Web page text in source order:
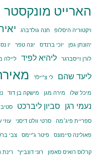
הארייט מונקסטר
ויקטוריה היסלופ חנה גולדברג
יהונתן גפן יוכי ברנדס יונה טפר יו
לורן וייסברגר
ליהיא לפיד ליילה
ליעד שהם לי צ'יילד
מיכל שלו מירה מגן מישקה בן דוד
נעמי רגן סביון ליברכט סטיב
ספריית פיג׳מה
סרטי וולט דיסני עוזי
פאולינה סיימונס
פיטר ג'יימס צבי
קרלוס רואיס סאפון רוני דונביץ' רינת